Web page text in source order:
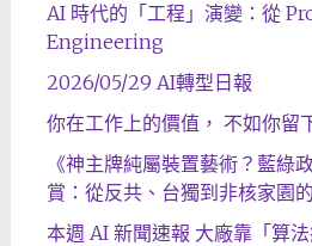
AI 時代的「工程」演變：從
Engineering
2026/05/29 AI轉型日報
你在工作上的價值， 不如你留
《神主牌純屬裝置藝術？藍綠
賞：從反共、台獨到非核家園
本週 AI 新聞速報 大廠靠「算